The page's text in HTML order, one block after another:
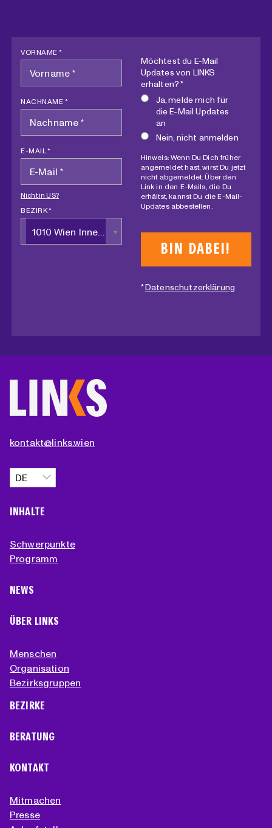
VORNAME *
NACHNAME *
E-MAIL *
Nicht inUS?
BEZIRK *
1010 Wien Innere Stadt
Möchtest du E-Mail
Updates von LINKS
erhalten? *
Ja, melde mich für
die E-Mail Updates
an
Nein, nicht anmelden
Hinweis: Wenn Du Dich früher
angemeldet hast, wirst Du jetzt
nicht abgemeldet. Über den
Link in den E-Mails, die Du
erhältst, kannst Du die E-Mail-
Updates abbestellen.
*Datenschutzerklärung
kontakt@links.wien
Sprache
auswählen
INHALTE
Schwerpunkte
Programm
NEWS
ÜBER LINKS
Menschen
Organisation
Bezirksgruppen
BEZIRKE
BERATUNG
KONTAKT
Mitmachen
Presse